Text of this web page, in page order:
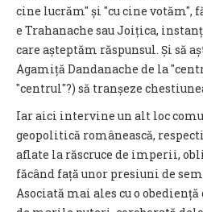
cine lucrăm″ și ″cu cine
e Trahanache sau Joițica,
care așteptăm răspunsul. Și să
Agamiță Dandanache de la
″centrul″?) să tranșeze
Iar aici intervine un alt loc
geopolitică românească,
aflate la răscruce de imperii,
făcând față unor presiuni de
Asociată mai ales cu o